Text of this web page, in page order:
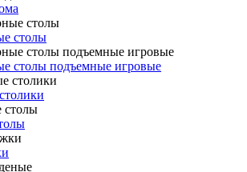
столы
столы подъемные игровые